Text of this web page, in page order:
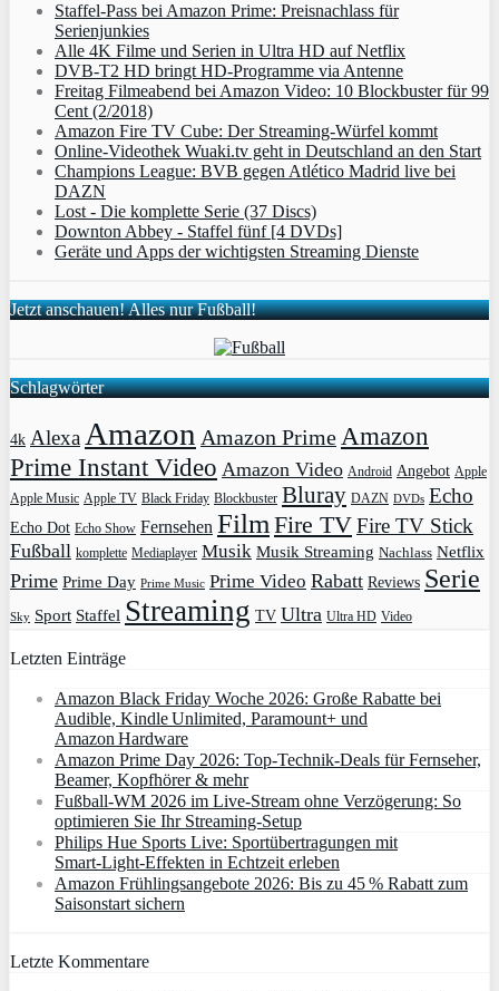
Staffel-Pass bei Amazon Prime: Preisnachlass für
Serienjunkies
Alle 4K Filme und Serien in Ultra HD auf Netflix
DVB-T2 HD bringt HD-Programme via Antenne
Freitag Filmeabend bei Amazon Video: 10 Blockbuster für 99
Cent (2/2018)
Amazon Fire TV Cube: Der Streaming-Würfel kommt
Online-Videothek Wuaki.tv geht in Deutschland an den Start
Champions League: BVB gegen Atlético Madrid live bei
DAZN
Lost - Die komplette Serie (37 Discs)
Downton Abbey - Staffel fünf [4 DVDs]
Geräte und Apps der wichtigsten Streaming Dienste
Jetzt anschauen! Alles nur Fußball!
Schlagwörter
4k Alexa Amazon Amazon Prime Amazon
Prime Instant Video Amazon Video Android Angebot Apple
Apple Music Apple TV Black Friday Blockbuster Bluray DAZN DVDs Echo
Echo Dot Echo Show Fernsehen Film Fire TVFire TV Stick
Fußball komplette Mediaplayer Musik Musik Streaming Nachlass Netflix
Prime Prime Day Prime Music Prime Video Rabatt Reviews Serie
Sky Sport Staffel Streaming TV Ultra Ultra HD Video
Letzten Einträge
Amazon Black Friday Woche 2026: Große Rabatte bei
Audible, Kindle Unlimited, Paramount+ und
Amazon Hardware
Amazon Prime Day 2026: Top-Technik-Deals für Fernseher,
Beamer, Kopfhörer & mehr
Fußball-WM 2026 im Live-Stream ohne Verzögerung: So
optimieren Sie Ihr Streaming-Setup
Philips Hue Sports Live: Sportübertragungen mit
Smart‑Light‑Effekten in Echtzeit erleben
Amazon Frühlingsangebote 2026: Bis zu 45 % Rabatt zum
Saisonstart sichern
Letzte Kommentare